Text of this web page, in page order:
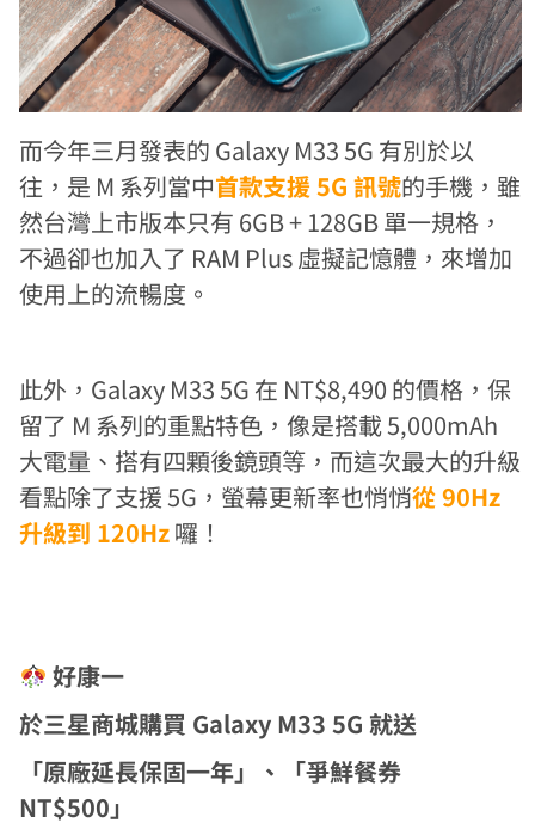
而今年三月發表的 Galaxy M33 5G 有別於以
往，是 M 系列當中首款支援 5G 訊號的手機，雖
然台灣上市版本只有 6GB + 128GB 單一規格，
不過卻也加入了 RAM Plus 虛擬記憶體，來增加
使用上的流暢度。
此外，Galaxy M33 5G 在 NT$8,490 的價格，保
留了 M 系列的重點特色，像是搭載 5,000mAh
大電量、搭有四顆後鏡頭等，而這次最大的升級
看點除了支援 5G，螢幕更新率也悄悄從 90Hz
升級到 120Hz囉！
好康一
於三星商城購買 Galaxy M33 5G 就送
「原廠延長保固一年」、「爭鮮餐券
NT$500」